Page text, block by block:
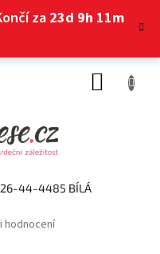
za23d 9h 11m
26-44-4485 BÍLÁ
hodnocení